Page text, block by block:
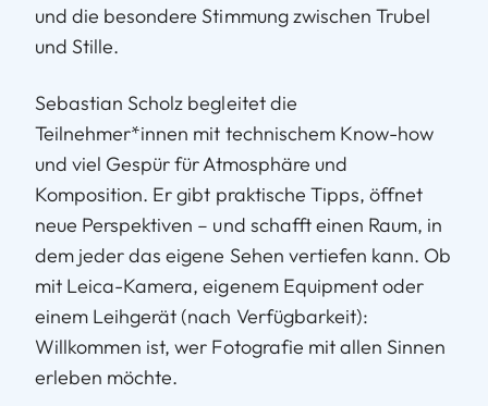
und die besondere Stimmung zwischen Trubel
und Stille.
Sebastian Scholz begleitet die
Teilnehmer*innen mit technischem Know-how
und viel Gespür für Atmosphäre und
Komposition. Er gibt praktische Tipps, öffnet
neue Perspektiven – und schafft einen Raum, in
dem jeder das eigene Sehen vertiefen kann. Ob
mit Leica-Kamera, eigenem Equipment oder
einem Leihgerät (nach Verfügbarkeit):
Willkommen ist, wer Fotografie mit allen Sinnen
erleben möchte.